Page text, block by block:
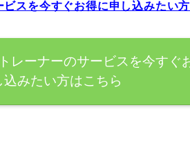
スを今すぐお得に申し込みたい
レーナーのサービスを今すぐ
込みたい方はこちら